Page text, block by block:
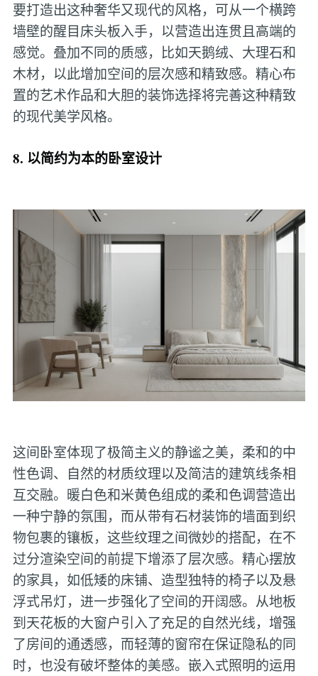
要打造出这种奢华又现代的风格，可从一个横跨
墙壁的醒目床头板入手，以营造出连贯且高端的
感觉。叠加不同的质感，比如天鹅绒、大理石和
木材，以此增加空间的层次感和精致感。精心布
置的艺术作品和大胆的装饰选择将完善这种精致
的现代美学风格。
8. 以简约为本的卧室设计
这间卧室体现了极简主义的静谧之美，柔和的中
性色调、自然的材质纹理以及简洁的建筑线条相
互交融。暖白色和米黄色组成的柔和色调营造出
一种宁静的氛围，而从带有石材装饰的墙面到织
物包裹的镶板，这些纹理之间微妙的搭配，在不
过分渲染空间的前提下增添了层次感。精心摆放
的家具，如低矮的床铺、造型独特的椅子以及悬
浮式吊灯，进一步强化了空间的开阔感。从地板
到天花板的大窗户引入了充足的自然光线，增强
了房间的通透感，而轻薄的窗帘在保证隐私的同
时，也没有破坏整体的美感。嵌入式照明的运用